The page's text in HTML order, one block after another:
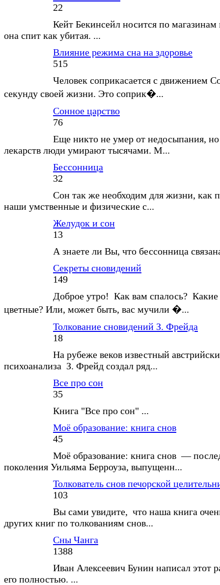
22
Кейт Бекинсейл носится по
она спит как убитая. ...
Влияние режима сна на здоровье
515
Человек соприкасается с движением
секунду своей жизни. Это соприк�...
Сонное царство
76
Еще никто не умер от недосыпания,
лекарств люди умирают тысячами. М...
Бессонница
32
Сон так же необходим для жизни, как
наши умственные и физические с...
Желудок и сон
13
А знаете ли Вы, что бессонница
Секреты сновидений
149
Доброе утро! Как вам спалось?
цветные? Или, может быть, вас мучили �...
Толкование сновидений З. Фрейда
18
На рубеже веков известный
психоанализа З. Фрейд создал ряд...
Все про сон
35
Книга "Все про сон" ...
Моё образование: книга снов
45
Моё образование: книга снов —
поколения Уильяма Берроуза, выпущенн...
Толкователь снов печорской
103
Вы сами увидите, что наша книга
других книг по толкованиям снов...
Сны Чанга
1388
Иван Алексеевич Бунин написал этот
его полностью. ...